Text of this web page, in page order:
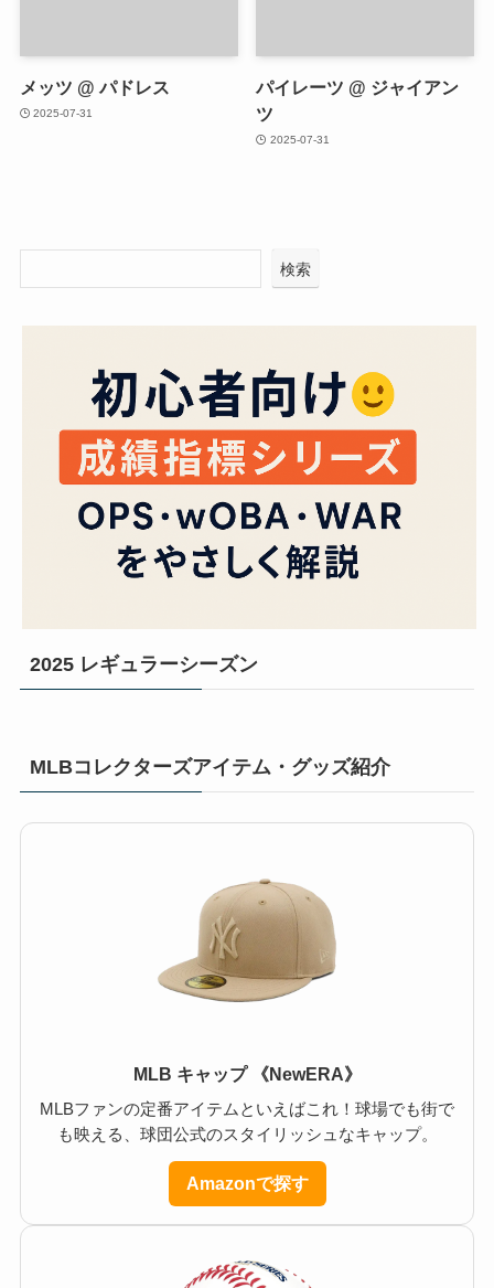
メッツ @ パドレス
2025-07-31
パイレーツ @ ジャイアン
ツ
2025-07-31
検索
2025 レギュラーシーズン
MLBコレクターズアイテム・グッズ紹介
MLB キャップ 《NewERA》
MLBファンの定番アイテムといえばこれ！球場でも街で
も映える、球団公式のスタイリッシュなキャップ。
Amazonで探す